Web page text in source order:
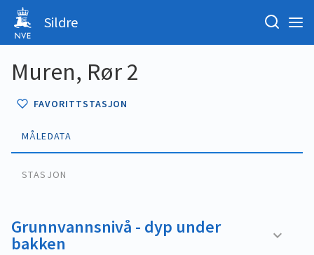
Sildre
Muren, Rør 2
FAVORITTSTASJON
MÅLEDATA
STASJON
Grunnvannsnivå - dyp under
bakken